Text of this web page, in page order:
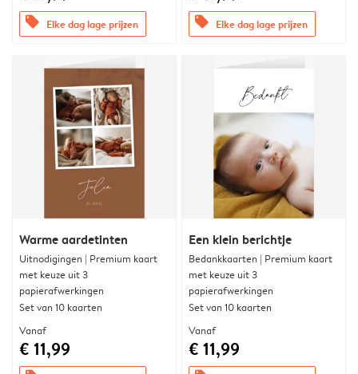
offers Elke dag lage prijzen offers Elke dag lage prijzen
Warme aardetinten
Uitnodigingen | Premium kaart
met keuze uit 3
papierafwerkingen
Set van 10 kaarten
Vanaf
€ 11,99
Een klein berichtje
Bedankkaarten | Premium kaart
met keuze uit 3
papierafwerkingen
Set van 10 kaarten
Vanaf
€ 11,99